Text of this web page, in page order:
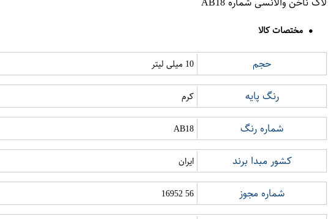
مختصات کالا
حجم 10 میلی لیتر
رنگ پایه کرم
شماره رنگ AB18
کشور مبدا برند ایران
شماره مجوز 56 16952